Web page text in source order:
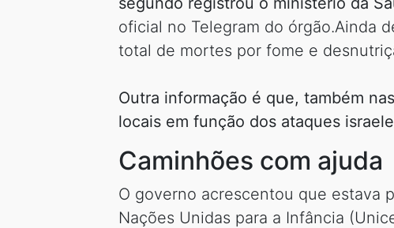
oficial no Telegram do órgão.Ainda
total de mortes por fome e
Outra informação é que, também
locais em função dos ataques
Caminhões com ajuda
O governo acrescentou que estava
Nações Unidas para a Infância